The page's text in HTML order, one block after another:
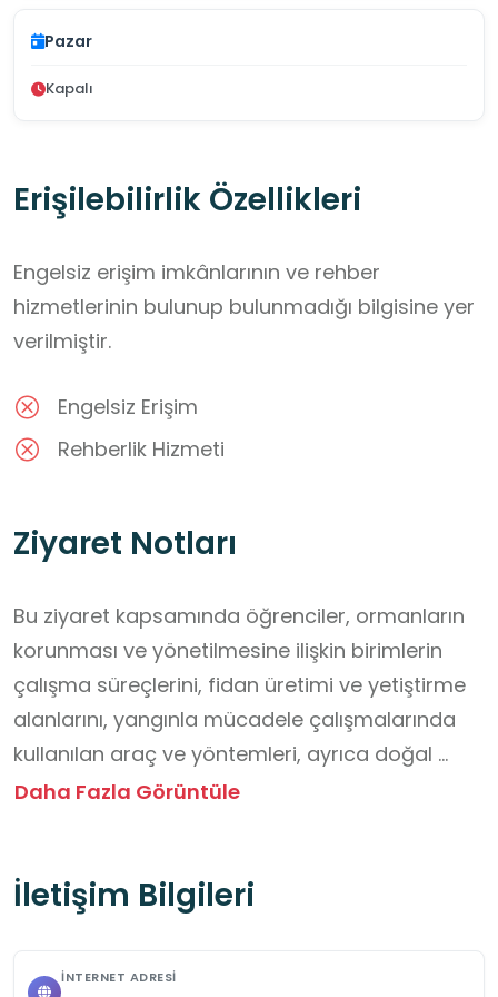
Pazar
Kapalı
Erişilebilirlik Özellikleri
Engelsiz erişim imkânlarının ve rehber
hizmetlerinin bulunup bulunmadığı bilgisine yer
verilmiştir.
Engelsiz Erişim
Rehberlik Hizmeti
Ziyaret Notları
Bu ziyaret kapsamında öğrenciler, ormanların
korunması ve yönetilmesine ilişkin birimlerin
çalışma süreçlerini, fidan üretimi ve yetiştirme
alanlarını, yangınla mücadele çalışmalarında
kullanılan araç ve yöntemleri, ayrıca doğal
kaynakları korumaya yönelik kurumsal
gerçekleştirebilecekleri bu ziyaret süresince
Daha Fazla Görüntüle
İletişim Bilgileri
İNTERNET ADRESI